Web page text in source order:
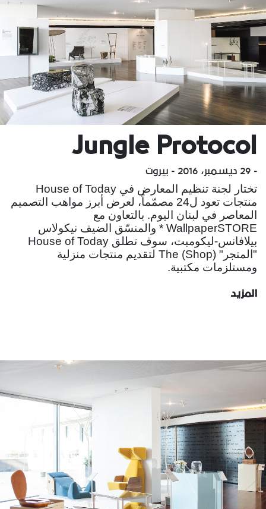
Jungle Protocol
- 29 ديسمبر، 2016 - بيروت
تختار لجنة تنظيم المعارض في House of Today
منتجات تعود ل24 مصمّماً، لعرض أبرز مواهب التصميم
المعاصر في لبنان اليوم. بالتعاون مع
WallpaperSTORE * والمنسّق الضيف نيكولاس
بيلافانس-ليكومبت، سوف تطلق House of Today
"المتجر" (The (Shop لتقديم منتجات منزلية
ومستلزمات مكتبية.
المزيد